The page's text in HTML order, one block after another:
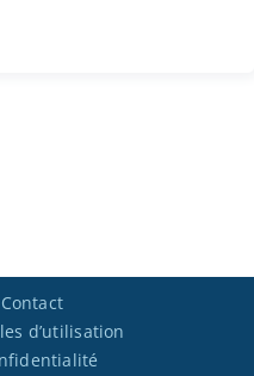
Contact
d’utilisation